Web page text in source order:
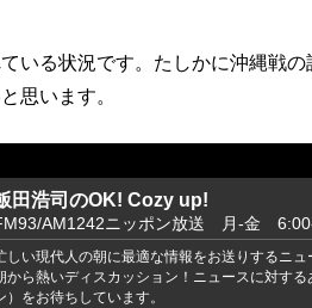
いる状況です。たしかに沖縄戦
思います。
田浩司のOK! Cozy up!
AM1242ニッポン放送 月-金
しい現代人の朝に最適な情報をお送りするニ
から熱いディスカッション！ニュースに対す
）をお待ちしています。